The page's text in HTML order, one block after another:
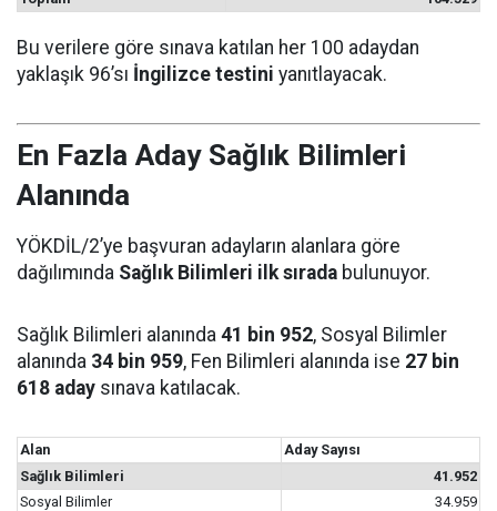
Bu verilere göre sınava katılan her 100 adaydan
yaklaşık 96’sı İngilizce testini yanıtlayacak.
En Fazla Aday Sağlık Bilimleri
Alanında
YÖKDİL/2’ye başvuran adayların alanlara göre
dağılımında Sağlık Bilimleri ilk sırada bulunuyor.
Sağlık Bilimleri alanında 41 bin 952, Sosyal Bilimler
alanında 34 bin 959, Fen Bilimleri alanında ise 27 bin
618 aday sınava katılacak.
Alan
Aday Sayısı
Sağlık Bilimleri
41.952
Sosyal Bilimler
34.959